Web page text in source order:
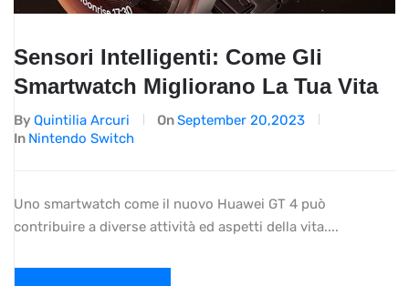
Sensori Intelligenti: Come Gli
Smartwatch Migliorano La Tua Vita
By Quintilia Arcuri OnSeptember 20,2023
In Nintendo Switch
Uno smartwatch come il nuovo Huawei GT 4 può
contribuire a diverse attività ed aspetti della vita....